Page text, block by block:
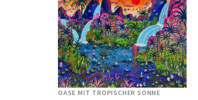
OASE MIT TROPISCHER SONNE